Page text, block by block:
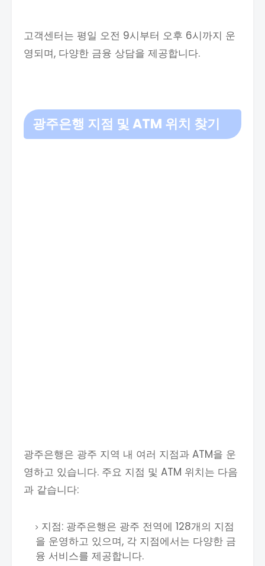
고객센터는 평일 오전 9시부터 오후 6시까지 운
영되며, 다양한 금융 상담을 제공합니다.
광주은행 지점 및 ATM 위치 찾기
광주은행은 광주 지역 내 여러 지점과 ATM을 운
영하고 있습니다. 주요 지점 및 ATM 위치는 다음
과 같습니다:
지점: 광주은행은 광주 전역에 128개의 지점
을 운영하고 있으며, 각 지점에서는 다양한 금
융 서비스를 제공합니다.